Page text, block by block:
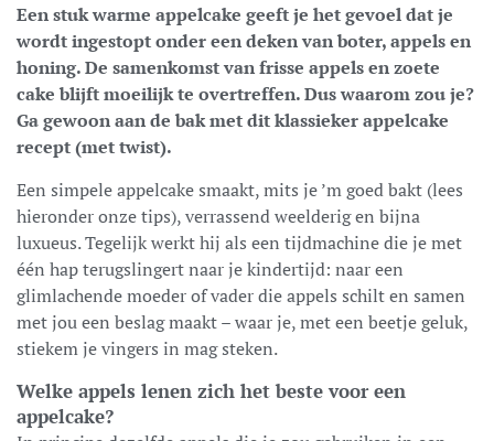
Een stuk warme appelcake geeft je het gevoel dat je
wordt ingestopt onder een deken van boter, appels en
honing. De samenkomst van frisse appels en zoete
cake blijft moeilijk te overtreffen. Dus waarom zou je?
Ga gewoon aan de bak met dit klassieker appelcake
recept (met twist).
Een simpele appelcake smaakt, mits je ’m goed bakt (lees
hieronder onze tips), verrassend weelderig en bijna
luxueus. Tegelijk werkt hij als een tijdmachine die je met
één hap terugslingert naar je kindertijd: naar een
glimlachende moeder of vader die appels schilt en samen
met jou een beslag maakt – waar je, met een beetje geluk,
stiekem je vingers in mag steken.
Welke appels lenen zich het beste voor een
appelcake?